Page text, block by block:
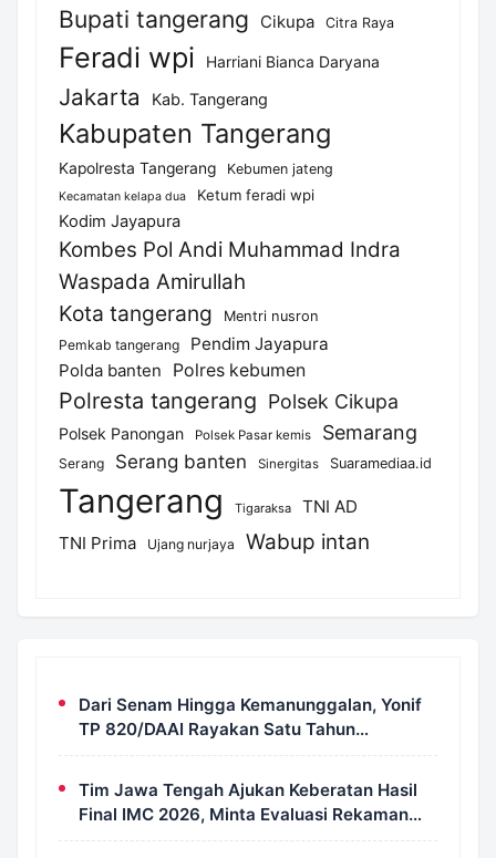
Bupati tangerang Cikupa Citra Raya
Feradi wpi Harriani Bianca Daryana
Jakarta Kab. Tangerang
Kabupaten Tangerang
Kapolresta Tangerang Kebumen jateng
Kecamatan kelapa dua Ketum feradi wpi
Kodim Jayapura
Kombes Pol Andi Muhammad Indra
Waspada Amirullah
Kota tangerang
Mentri nusron
Pemkab tangerang
Pendim Jayapura
Polda banten
Polres kebumen
Polresta tangerang Polsek Cikupa
Polsek Panongan Polsek Pasar kemis Semarang
Serang Serang banten Sinergitas Suaramediaa.id
Tangerang Tigaraksa
TNI AD
TNI Prima
Ujang nurjaya Wabup intan
Dari Senam Hingga Kemanunggalan, Yonif
TP 820/DAAI Rayakan Satu Tahun
Pengabdian dengan Semangat
Kebersamaan
Tim Jawa Tengah Ajukan Keberatan Hasil
Final IMC 2026, Minta Evaluasi Rekaman
dan Scorecard Juri